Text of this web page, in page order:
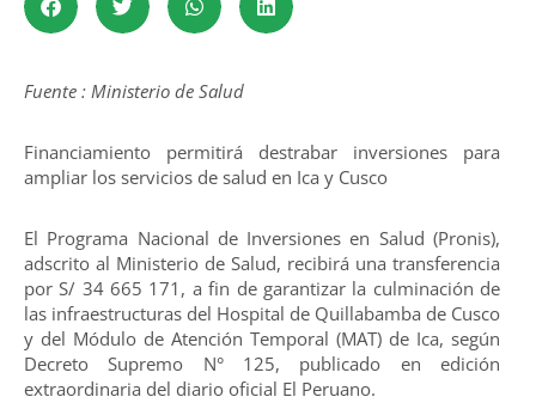
Fuente : Ministerio de Salud
Financiamiento permitirá destrabar inversiones para
ampliar los servicios de salud en Ica y Cusco
El Programa Nacional de Inversiones en Salud (Pronis),
adscrito al Ministerio de Salud, recibirá una transferencia
por S/ 34 665 171, a fin de garantizar la culminación de
las infraestructuras del Hospital de Quillabamba de Cusco
y del Módulo de Atención Temporal (MAT) de Ica, según
Decreto Supremo N° 125, publicado en edición
extraordinaria del diario oficial El Peruano.